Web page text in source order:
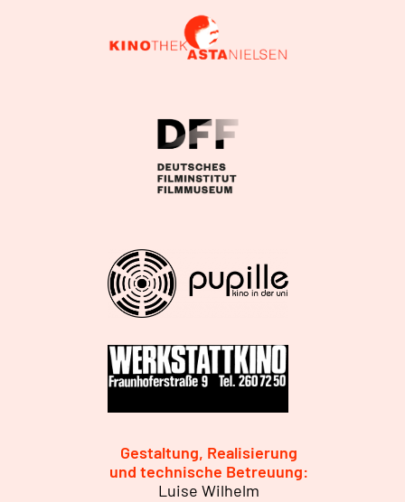
Gestaltung, Realisierung
und technische Betreuung:
Luise Wilhelm